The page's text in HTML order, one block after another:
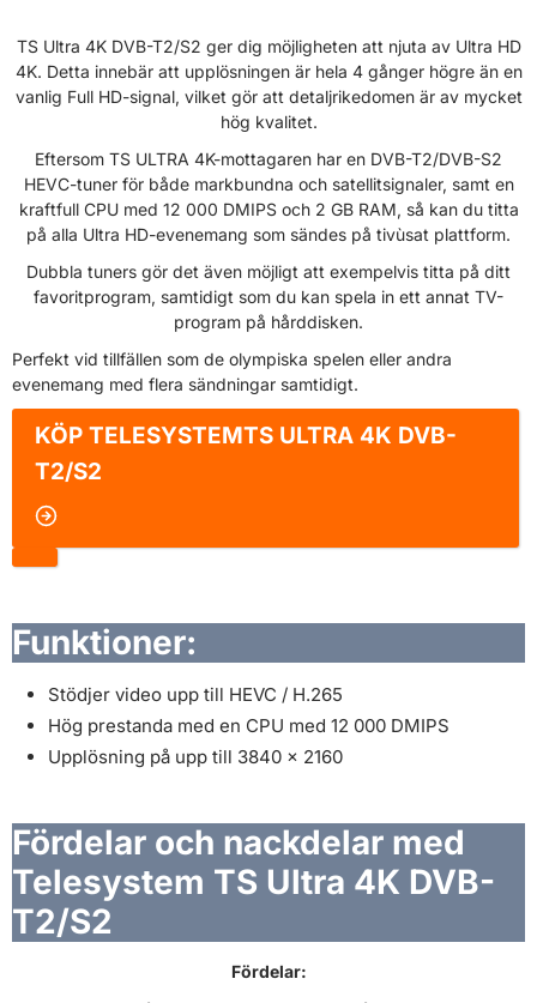
TS Ultra 4K DVB-T2/S2 ger dig möjligheten att njuta av Ultra HD
4K. Detta innebär att upplösningen är hela 4 gånger högre än en
vanlig Full HD-signal, vilket gör att detaljrikedomen är av mycket
hög kvalitet.
Eftersom TS ULTRA 4K-mottagaren har en DVB-T2/DVB-S2
HEVC-tuner för både markbundna och satellitsignaler, samt en
kraftfull CPU med 12 000 DMIPS och 2 GB RAM, så kan du titta
på alla Ultra HD-evenemang som sändes på tivùsat plattform.
Dubbla tuners gör det även möjligt att exempelvis titta på ditt
favoritprogram, samtidigt som du kan spela in ett annat TV-
program på hårddisken.
Perfekt vid tillfällen som de olympiska spelen eller andra
evenemang med flera sändningar samtidigt.
KÖP TELESYSTEMTS ULTRA 4K DVB-
T2/S2
Funktioner:
Stödjer video upp till HEVC / H.265
Hög prestanda med en CPU med 12 000 DMIPS
Upplösning på upp till 3840 x 2160
Fördelar och nackdelar med
Telesystem TS Ultra 4K DVB-
T2/S2
Fördelar: